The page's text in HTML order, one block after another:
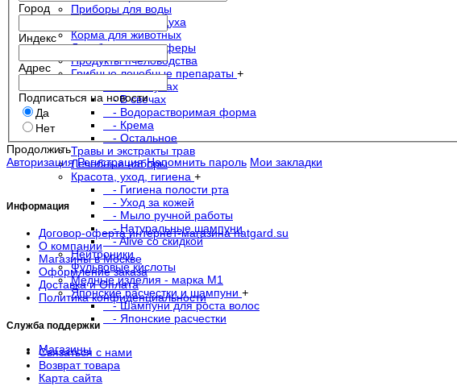
Приборы для воды
Приборы для воздуха
Корма для животных
Лечебные микросферы
Продукты пчеловодства
Грибные лечебные препараты +
- В капсулах
- В свечах
- Водорастворимая форма
- Крема
- Остальное
Травы и экстракты трав
Лечебные наборы
Красота, уход, гигиена +
- Гигиена полости рта
- Уход за кожей
- Мыло ручной работы
- Натуральные шампуни
- Alive со скидкой
Нейтроники
Фульвовые кислоты
Медные изделия - марка М1
Японские расчестки и шампуни +
- Шампуни для роста волос
- Японские расчестки
Магазины
Город
Индекс
Адрес
Подписаться на новости
Да
Нет
Продолжить
Авторизация Регистрация Напомнить пароль Мои закладки
Информация
Договор-оферта интернет-магазина natgard.su
О компании
Магазины в Москве
Оформление заказа
Доставка и Оплата
Политика конфиденциальности
Служба поддержки
Связаться с нами
Возврат товара
Карта сайта